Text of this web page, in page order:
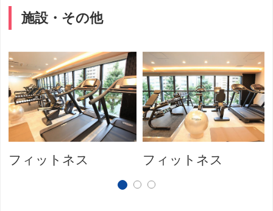
施設・その他
フィットネス フィットネス